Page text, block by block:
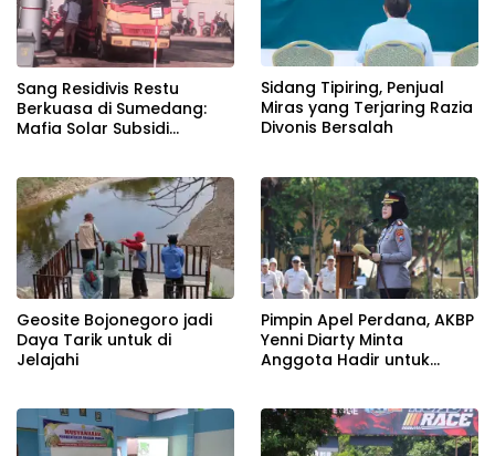
Sang Residivis Restu
Berkuasa di Sumedang:
Mafia Solar Subsidi
Bungkam
Sidang Tipiring, Penjual
Miras yang Terjaring Razia
Divonis Bersalah
Geosite Bojonegoro jadi
Daya Tarik untuk di
Jelajahi
Pimpin Apel Perdana, AKBP
Yenni Diarty Minta
Anggota Hadir untuk